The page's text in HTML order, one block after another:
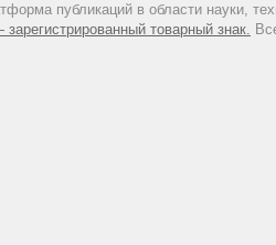
публикаций в области науки,
товарный знак.